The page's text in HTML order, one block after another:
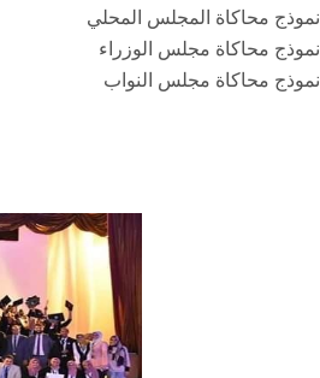
نموذج محاكاة المجلس المحلي
نموذج محاكاة مجلس الوزراء
نموذج محاكاة مجلس النواب